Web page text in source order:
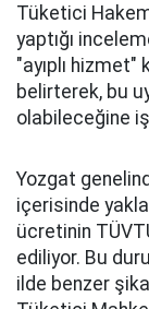
Tüketici
yaptığı
"ayıplı
belirterek, bu
olabileceğine
Yozgat
içerisinde
ücretinin
ediliyor. Bu
ilde benzer